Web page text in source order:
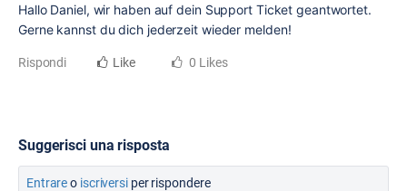
Hallo Daniel, wir haben auf dein Support Ticket geantwortet.
Gerne kannst du dich jederzeit wieder melden!
Rispondi Like 0 Likes
Suggerisci una risposta
Entrareo iscriversiper rispondere